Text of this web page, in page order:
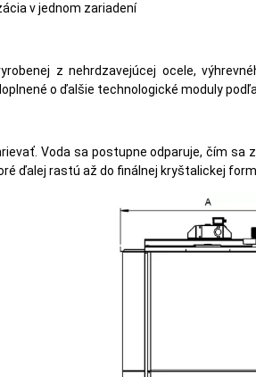
v jednom zariadení
z nehrdzavejúcej ocele,
o ďalšie technologické moduly
Voda sa postupne odparuje, čím
ďalej rastú až do finálnej kryštalickej